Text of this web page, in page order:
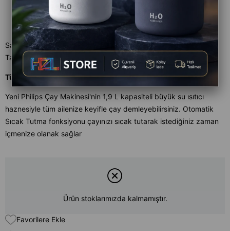
Satıcı : Philips
Tahmini Teslim Süresi
Aynı Gün
Tüm aile için her zaman sıcak çay
Yeni Philips Çay Makinesi'nin 1,9 L kapasiteli büyük su ısıtıcı
haznesiyle tüm ailenize keyifle çay demleyebilirsiniz. Otomatik
Sıcak Tutma fonksiyonu çayınızı sıcak tutarak istediğiniz zaman
içmenize olanak sağlar
Ürün stoklarımızda kalmamıştır.
Favorilere Ekle